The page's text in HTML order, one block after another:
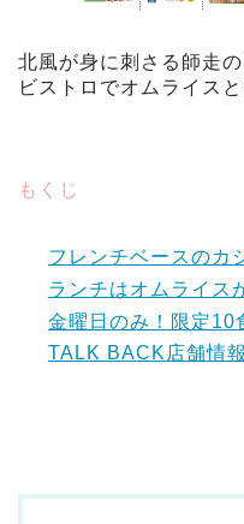
北風が身に刺さる師走
ビストロでオムライス
もくじ
フレンチベースのカ
ランチはオムライス
金曜日のみ！限定10
TALK BACK店舗情報